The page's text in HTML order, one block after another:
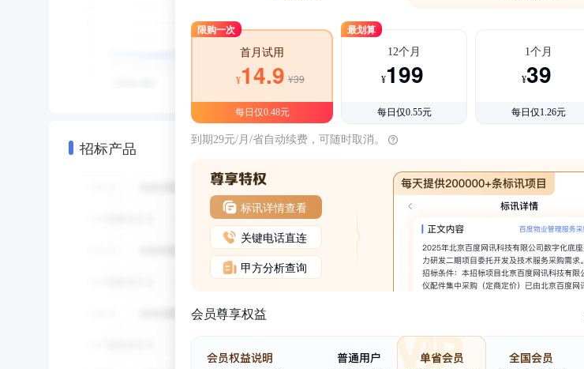
招标产品
限购一次
首月试用
¥14.9 ¥39
每日仅0.48元
最划算
12个月
¥199
每日仅0.55元
1个月
¥39
每日仅1.26元
到期29元/月/省自动续费，可随时取消。
标讯详情查看
关键电话直连
甲方分析查询
会员尊享权益